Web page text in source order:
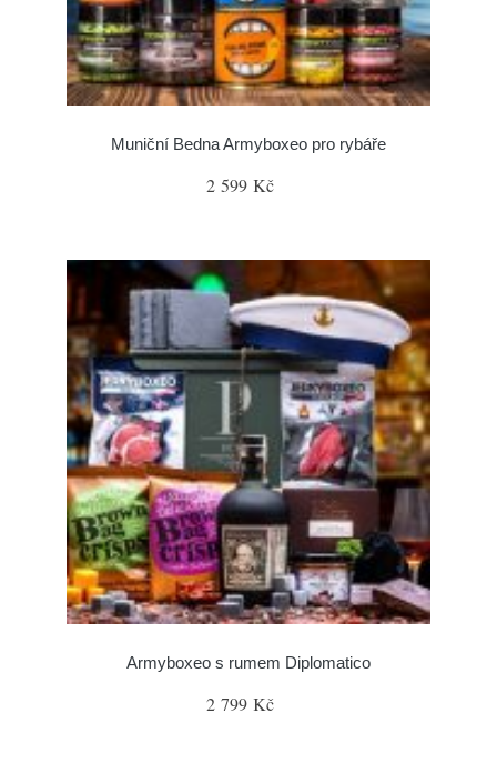
Muniční Bedna Armyboxeo pro rybáře
2 599 Kč
Armyboxeo s rumem Diplomatico
2 799 Kč